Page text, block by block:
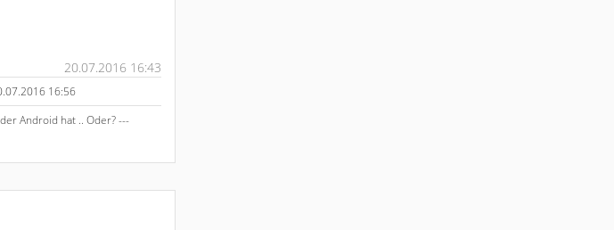
20.07.2016 16:43
16:56
Android hat .. Oder? ---